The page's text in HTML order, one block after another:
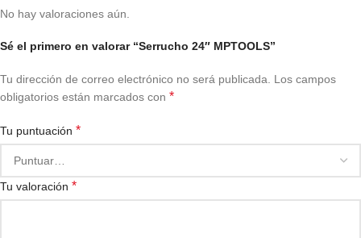
No hay valoraciones aún.
Sé el primero en valorar “Serrucho 24″ MPTOOLS”
Tu dirección de correo electrónico no será publicada. Los campos
obligatorios están marcados con *
Tu puntuación *
Tu valoración *